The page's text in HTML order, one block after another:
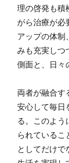
理の啓発も積
がら治療が必
アップの体制
みも充実しつ
側面と、日々
両者が融合す
安心して毎日
る。このよう
られているこ
としてだけで